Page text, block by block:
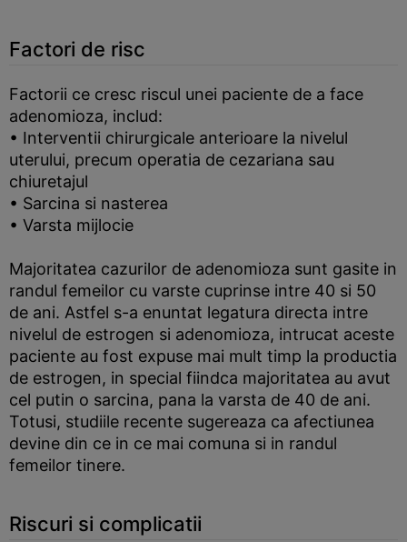
Factori de risc
Factorii ce cresc riscul unei paciente de a face
adenomioza, includ:
• Interventii chirurgicale anterioare la nivelul
uterului, precum operatia de cezariana sau
chiuretajul
• Sarcina si nasterea
• Varsta mijlocie
Majoritatea cazurilor de adenomioza sunt gasite in
randul femeilor cu varste cuprinse intre 40 si 50
de ani. Astfel s-a enuntat legatura directa intre
nivelul de estrogen si adenomioza, intrucat aceste
paciente au fost expuse mai mult timp la productia
de estrogen, in special fiindca majoritatea au avut
cel putin o sarcina, pana la varsta de 40 de ani.
Totusi, studiile recente sugereaza ca afectiunea
devine din ce in ce mai comuna si in randul
femeilor tinere.
Riscuri si complicatii